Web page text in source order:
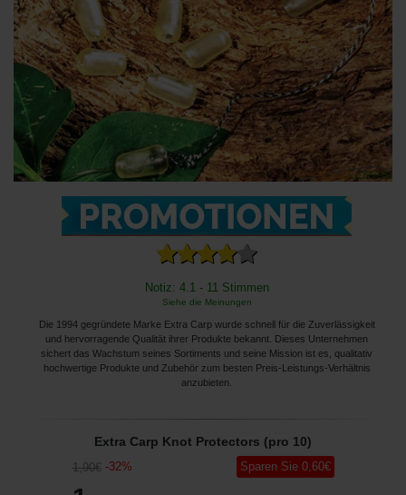
Notiz: 4.1 - 11 Stimmen
Siehe die Meinungen
Die 1994 gegründete Marke Extra Carp wurde schnell für die Zuverlässigkeit
und hervorragende Qualität ihrer Produkte bekannt. Dieses Unternehmen
sichert das Wachstum seines Sortiments und seine Mission ist es, qualitativ
hochwertige Produkte und Zubehör zum besten Preis-Leistungs-Verhältnis
anzubieten.
Extra Carp Knot Protectors (pro 10)
1,90€ -32% Sparen Sie 0,60€